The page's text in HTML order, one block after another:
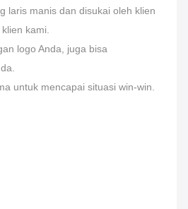
laris manis dan disukai oleh klien
kami.
logo Anda, juga bisa
untuk mencapai situasi win-win.